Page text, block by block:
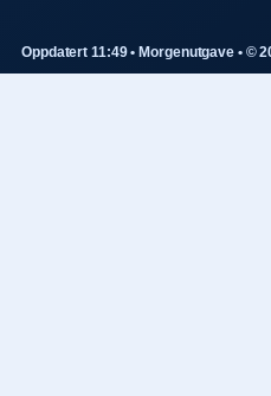
Oppdatert 11:49 • Morgenutgave • ©